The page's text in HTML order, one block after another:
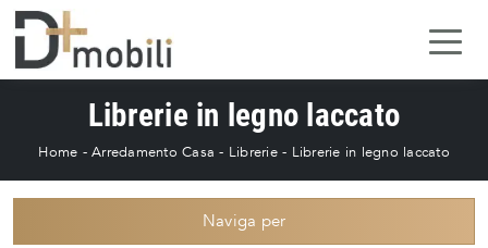
Librerie in legno laccato
Home - Arredamento Casa - Librerie- Librerie in legno laccato
Naviga per